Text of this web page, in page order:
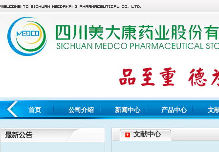
首页 公司介绍 新闻中心 产品中心 文
文献中心